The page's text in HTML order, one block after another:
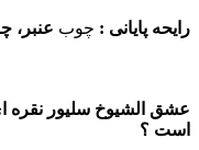
رایحه پایانی : چوب عنبر،
عشق الشیوخ سلیور نقره
است ؟